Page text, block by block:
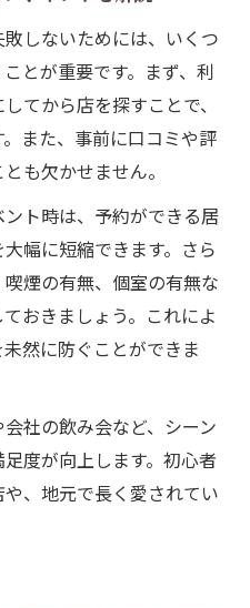
しないためには、いくつ
とが重要です。まず、利
てから店を探すことで、
また、事前に口コミや評
も欠かせません。
ト時は、予約ができる居
幅に短縮できます。さら
煙の有無、個室の有無な
おきましょう。これによ
然に防ぐことができま
社の飲み会など、シーン
度が向上します。初心者
、地元で長く愛されてい